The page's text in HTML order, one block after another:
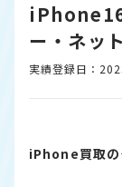
ー・ネッ
実績登録日：
iPhone買取の